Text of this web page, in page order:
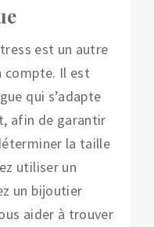
est un autre
compte. Il est
qui s’adapte
afin de garantir
la taille
utiliser un
un bijoutier
aider à trouver